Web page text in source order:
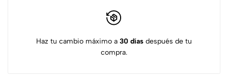
Haz tu cambio máximo a 30 días después de tu
compra.